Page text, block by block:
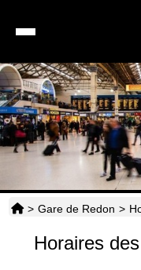
> Gare de Redon >
Horaires